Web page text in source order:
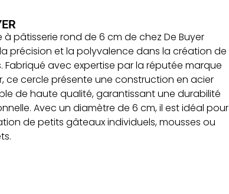
à pâtisserie rond de 6 cm de chez De Buyer
précision et la polyvalence dans la création de
Fabriqué avec expertise par la réputée marque
ce cercle présente une construction en acier
de haute qualité, garantissant une durabilité
Avec un diamètre de 6 cm, il est idéal pour
de petits gâteaux individuels, mousses ou